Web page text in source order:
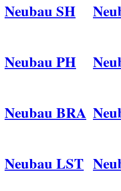
Neubau SH
Neubau PH
Neubau BRA
Neubau LST